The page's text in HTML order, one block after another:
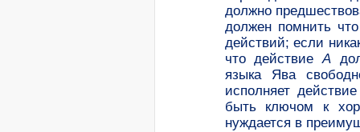
должно
должен помнить
действий; если
что действиеА
языка Ява
исполняет
быть ключом к
нуждается в